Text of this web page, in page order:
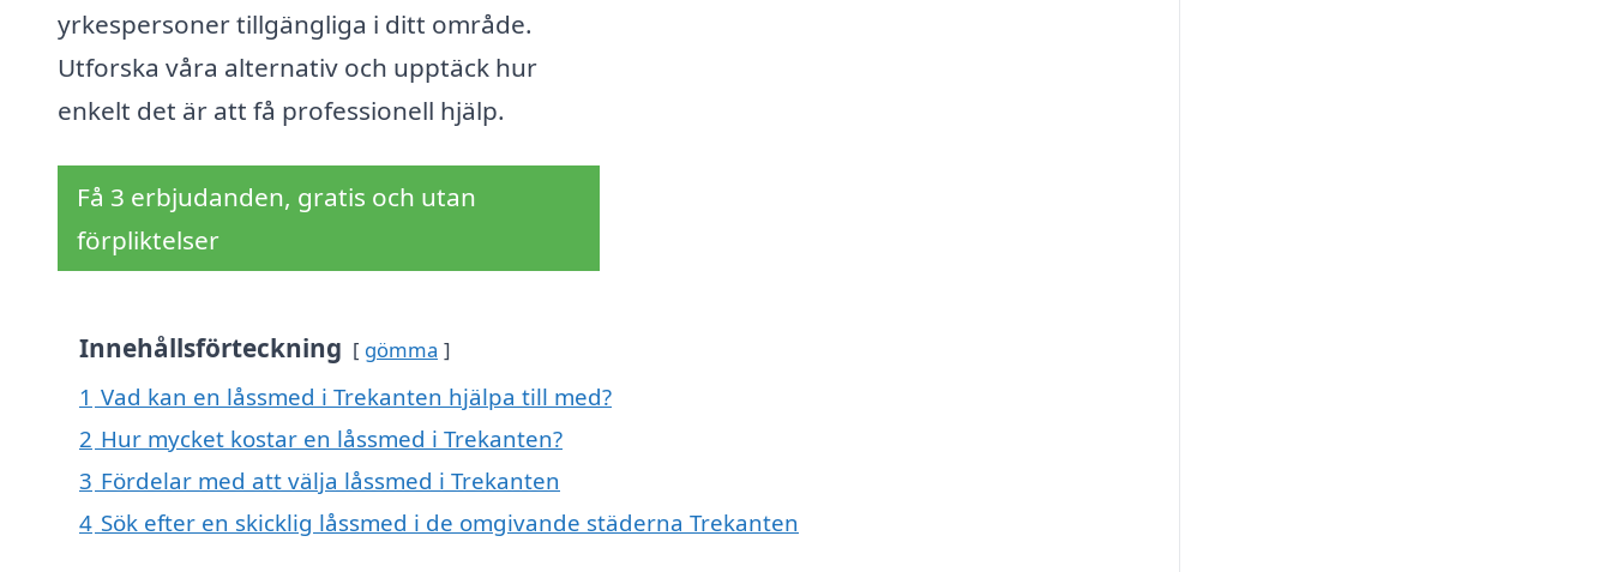
yrkespersoner tillgängliga i ditt område.
Utforska våra alternativ och upptäck hur
enkelt det är att få professionell hjälp.
Få 3 erbjudanden, gratis och utan
förpliktelser
Innehållsförteckning gömma
1 Vad kan en låssmed i Trekanten hjälpa till med?
2 Hur mycket kostar en låssmed i Trekanten?
3 Fördelar med att välja låssmed i Trekanten
4 Sök efter en skicklig låssmed i de omgivande städerna Trekanten